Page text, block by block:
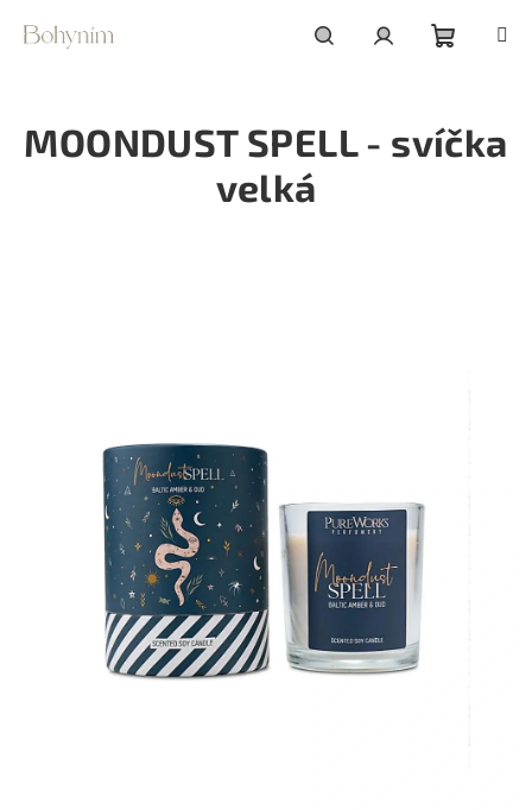
košík
MOONDUST SPELL - svíčka
velká